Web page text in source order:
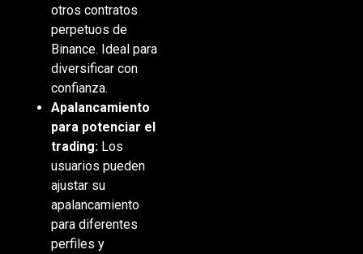
otros contratos
perpetuos de
Binance. Ideal para
diversificar con
confianza.
Apalancamiento
para potenciar el
trading:Los
usuarios pueden
ajustar su
apalancamiento
para diferentes
perfiles y